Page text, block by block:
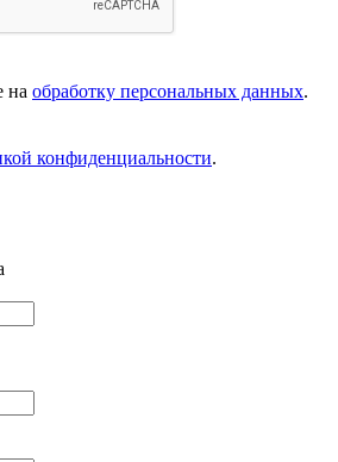
на обработку персональных данных.
конфиденциальности.